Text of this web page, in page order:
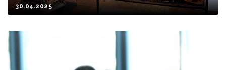
азательством второго чуда Иисуса Христа
30.04.2025